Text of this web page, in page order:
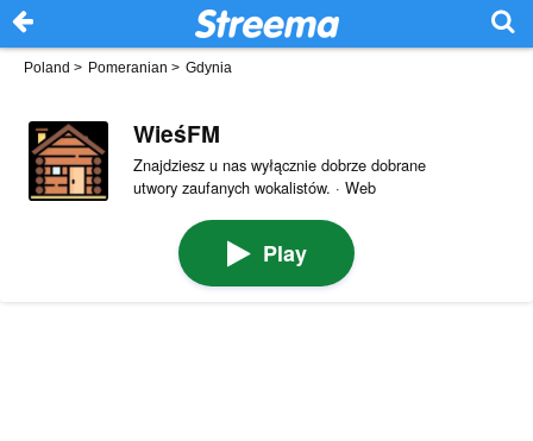
Poland > Pomeranian > Gdynia
WieśFM
Znajdziesz u nas wyłącznie dobrze dobrane
utwory zaufanych wokalistów. · Web
Play